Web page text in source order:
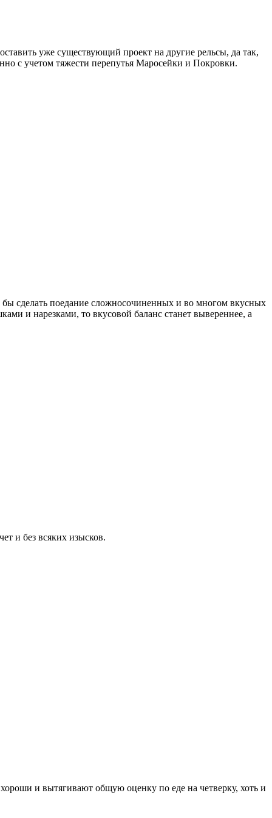
уже существующий проект на другие рельсы, да так,
с учетом тяжести перепутья Маросейки и Покровки.
сделать поедание сложносочиненных и во многом вкусных
и нарезками, то вкусовой баланс станет вывереннее, а
и без всяких изысков.
и вытягивают общую оценку по еде на четверку, хоть и